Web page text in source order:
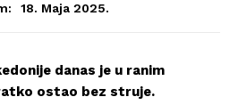
18. Maja 2025.
danas je u ranim
ostao bez struje.